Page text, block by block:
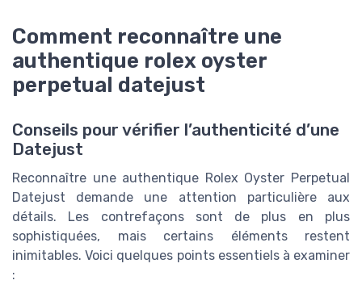
Comment reconnaître une
authentique rolex oyster
perpetual datejust
Conseils pour vérifier l’authenticité d’une
Datejust
Reconnaître une authentique Rolex Oyster Perpetual
Datejust demande une attention particulière aux
détails. Les contrefaçons sont de plus en plus
sophistiquées, mais certains éléments restent
inimitables. Voici quelques points essentiels à examiner
: